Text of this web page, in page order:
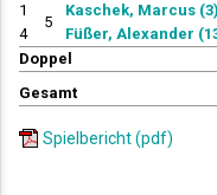
1
4
5
Kaschek, Marcus (3)
Füßer, Alexander
Doppel
Gesamt
Spielbericht (pdf)